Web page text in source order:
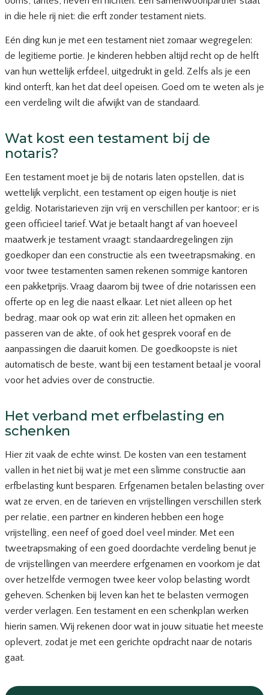
in die hele rij niet: die erft zonder testament niets.
Eén ding kun je met een testament niet zomaar wegregelen:
de legitieme portie. Je kinderen hebben altijd recht op de helft
van hun wettelijk erfdeel, uitgedrukt in geld. Zelfs als je een
kind onterft, kan het dat deel opeisen. Goed om te weten als je
een verdeling wilt die afwijkt van de standaard.
Wat kost een testament bij de
notaris?
Een testament moet je bij de notaris laten opstellen, dat is
wettelijk verplicht, een testament op eigen houtje is niet
geldig. Notaristarieven zijn vrij en verschillen per kantoor; er is
geen officieel tarief. Wat je betaalt hangt af van hoeveel
maatwerk je testament vraagt: standaardregelingen zijn
goedkoper dan een constructie als een tweetrapsmaking, en
voor twee testamenten samen rekenen sommige kantoren
een pakketprijs. Vraag daarom bij twee of drie notarissen een
offerte op en leg die naast elkaar. Let niet alleen op het
bedrag, maar ook op wat erin zit: alleen het opmaken en
passeren van de akte, of ook het gesprek vooraf en de
aanpassingen die daaruit komen. De goedkoopste is niet
automatisch de beste, want bij een testament betaal je vooral
voor het advies over de constructie.
Het verband met erfbelasting en
schenken
Hier zit vaak de echte winst. De kosten van een testament
vallen in het niet bij wat je met een slimme constructie aan
erfbelasting kunt besparen. Erfgenamen betalen belasting over
wat ze erven, en de tarieven en vrijstellingen verschillen sterk
per relatie, een partner en kinderen hebben een hoge
vrijstelling, een neef of goed doel veel minder. Met een
tweetrapsmaking of een goed doordachte verdeling benut je
de vrijstellingen van meerdere erfgenamen en voorkom je dat
over hetzelfde vermogen twee keer volop belasting wordt
geheven. Schenken bij leven kan het te belasten vermogen
verder verlagen. Een testament en een schenkplan werken
hierin samen. Wij rekenen door wat in jouw situatie het meeste
oplevert, zodat je met een gerichte opdracht naar de notaris
gaat.